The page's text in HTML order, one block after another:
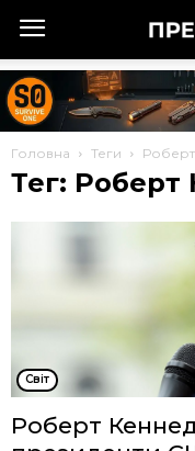
Головна Теги
Тег: Роберт
Cвіт
Роберт